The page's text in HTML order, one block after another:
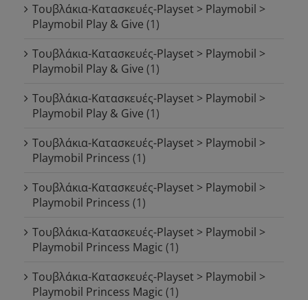
Τουβλάκια-Κατασκευές-Playset > Playmobil >
Playmobil Play & Give (1)
Τουβλάκια-Κατασκευές-Playset > Playmobil >
Playmobil Play & Give (1)
Τουβλάκια-Κατασκευές-Playset > Playmobil >
Playmobil Play & Give (1)
Τουβλάκια-Κατασκευές-Playset > Playmobil >
Playmobil Princess (1)
Τουβλάκια-Κατασκευές-Playset > Playmobil >
Playmobil Princess (1)
Τουβλάκια-Κατασκευές-Playset > Playmobil >
Playmobil Princess Magic (1)
Τουβλάκια-Κατασκευές-Playset > Playmobil >
Playmobil Princess Magic (1)